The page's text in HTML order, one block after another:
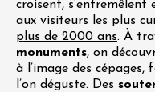
croisent,
aux visiteurs les plus
plus de 2000 ans. À
monuments, on
à l’image des
l’on déguste. Des